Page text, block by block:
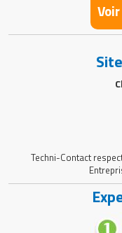
Techni-Contact